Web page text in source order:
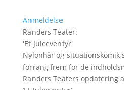
Anmeldelse
Randers Teater:
'Et Juleeventyr'
Nylonhår og situationskomik
forrang frem for de
Randers Teaters opdatering